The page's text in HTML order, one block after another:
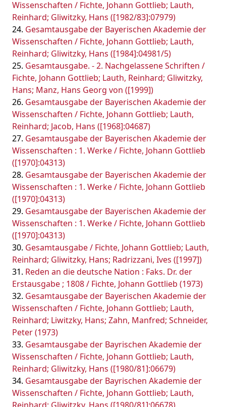
Wissenschaften / Fichte, Johann Gottlieb; Lauth,
Reinhard; Gliwitzky, Hans ([1982/83]:07979)
Gesamtausgabe der Bayerischen Akademie der
Wissenschaften / Fichte, Johann Gottlieb; Lauth,
Reinhard; Gliwitzky, Hans ([1984]:04981/5)
Gesamtausgabe. - 2. Nachgelassene Schriften /
Fichte, Johann Gottlieb; Lauth, Reinhard; Gliwitzky,
Hans; Manz, Hans Georg von ([1999])
Gesamtausgabe der Bayerischen Akademie der
Wissenschaften / Fichte, Johann Gottlieb; Lauth,
Reinhard; Jacob, Hans ([1968]:04687)
Gesamtausgabe der Bayerischen Akademie der
Wissenschaften : 1. Werke / Fichte, Johann Gottlieb
([1970]:04313)
Gesamtausgabe der Bayerischen Akademie der
Wissenschaften : 1. Werke / Fichte, Johann Gottlieb
([1970]:04313)
Gesamtausgabe der Bayerischen Akademie der
Wissenschaften : 1. Werke / Fichte, Johann Gottlieb
([1970]:04313)
Gesamtausgabe / Fichte, Johann Gottlieb; Lauth,
Reinhard; Gliwitzky, Hans; Radrizzani, Ives ([1997])
Reden an die deutsche Nation : Faks. Dr. der
Erstausgabe ; 1808 / Fichte, Johann Gottlieb (1973)
Gesamtausgabe der Bayerischen Akademie der
Wissenschaften / Fichte, Johann Gottlieb; Lauth,
Reinhard; Liwitzky, Hans; Zahn, Manfred; Schneider,
Peter (1973)
Gesamtausgabe der Bayrischen Akademie der
Wissenschaften / Fichte, Johann Gottlieb; Lauth,
Reinhard; Gliwitzky, Hans ([1980/81]:06679)
Gesamtausgabe der Bayrischen Akademie der
Wissenschaften / Fichte, Johann Gottlieb; Lauth,